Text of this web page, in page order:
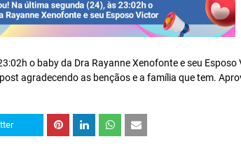
o baby da Dra Rayanne Xenofonte e seu
agradecendo as bençãos e a família que tem.